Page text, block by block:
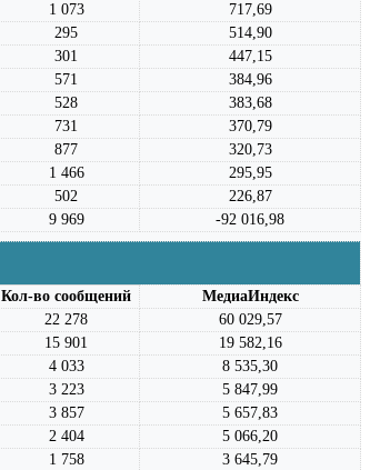
1 073
717,69
295
514,90
301
447,15
571
384,96
528
383,68
731
370,79
877
320,73
1 466
295,95
502
226,87
9 969 -92 016,98
Кол-во сообщений
МедиаИндекс
22 278
60 029,57
15 901
19 582,16
4 033
8 535,30
3 223
5 847,99
3 857
5 657,83
2 404
5 066,20
1 758 3 645,79